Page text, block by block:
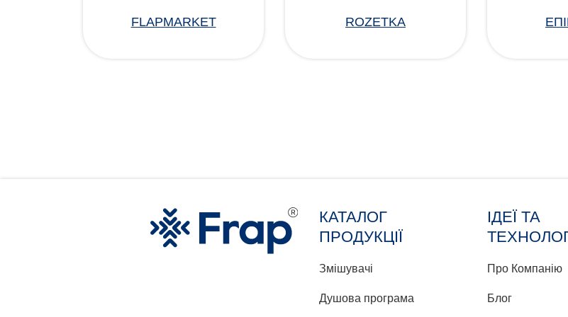
FLAPMARKET ROZETKA
КАТАЛОГ
ПРОДУКЦІЇ
Змішувачі
Душова програма
ІДЕЇ ТА
Про Компанію
Блог